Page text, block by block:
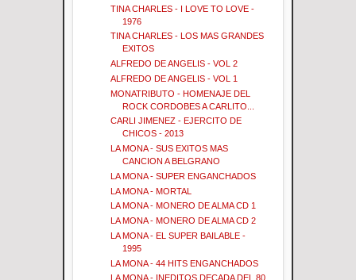
TINA CHARLES - I LOVE TO LOVE -
1976
TINA CHARLES - LOS MAS GRANDES
EXITOS
ALFREDO DE ANGELIS - VOL 2
ALFREDO DE ANGELIS - VOL 1
MONATRIBUTO - HOMENAJE DEL
ROCK CORDOBES A CARLITO...
CARLI JIMENEZ - EJERCITO DE
CHICOS - 2013
LA MONA - SUS EXITOS MAS
CANCION A BELGRANO
LA MONA - SUPER ENGANCHADOS
LA MONA - MORTAL
LA MONA - MONERO DE ALMA CD 1
LA MONA - MONERO DE ALMA CD 2
LA MONA - EL SUPER BAILABLE -
1995
LA MONA - 44 HITS ENGANCHADOS
LA MONA - INEDITOS DECADA DEL 80